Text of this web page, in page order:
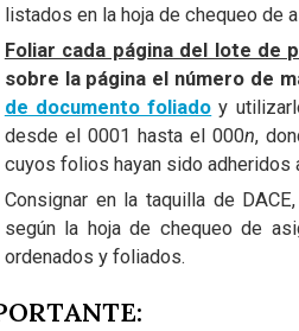
listados en la hoja de chequeo de
Foliar cada página del lote de
sobre la página el número de
de documento foliado y
desde el 0001 hasta el 000n,
cuyos folios hayan sido adheridos
Consignar en la taquilla de
según la hoja de chequeo de
ordenados y foliados.